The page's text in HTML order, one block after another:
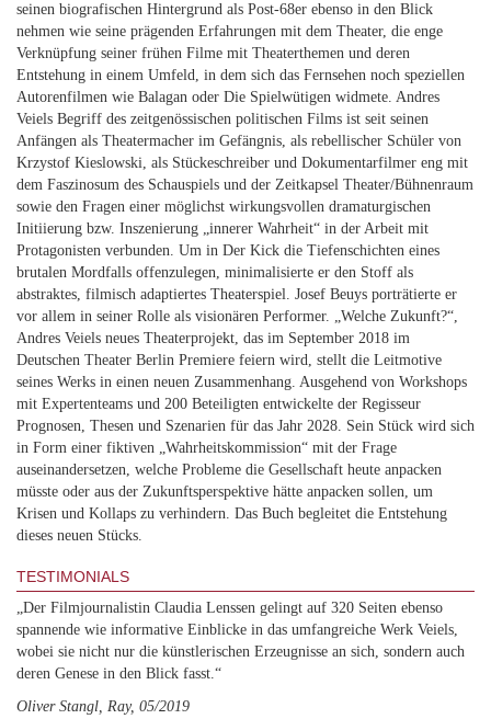
seinen biografischen Hintergrund als Post-68er ebenso in den Blick
nehmen wie seine prägenden Erfahrungen mit dem Theater, die enge
Verknüpfung seiner frühen Filme mit Theaterthemen und deren
Entstehung in einem Umfeld, in dem sich das Fernsehen noch speziellen
Autorenfilmen wie Balagan oder Die Spielwütigen widmete. Andres
Veiels Begriff des zeitgenössischen politischen Films ist seit seinen
Anfängen als Theatermacher im Gefängnis, als rebellischer Schüler von
Krzystof Kieslowski, als Stückeschreiber und Dokumentarfilmer eng mit
dem Faszinosum des Schauspiels und der Zeitkapsel Theater/Bühnenraum
sowie den Fragen einer möglichst wirkungsvollen dramaturgischen
Initiierung bzw. Inszenierung „innerer Wahrheit“ in der Arbeit mit
Protagonisten verbunden. Um in Der Kick die Tiefenschichten eines
brutalen Mordfalls offenzulegen, minimalisierte er den Stoff als
abstraktes, filmisch adaptiertes Theaterspiel. Josef Beuys porträtierte er
vor allem in seiner Rolle als visionären Performer. „Welche Zukunft?“,
Andres Veiels neues Theaterprojekt, das im September 2018 im
Deutschen Theater Berlin Premiere feiern wird, stellt die Leitmotive
seines Werks in einen neuen Zusammenhang. Ausgehend von Workshops
mit Expertenteams und 200 Beteiligten entwickelte der Regisseur
Prognosen, Thesen und Szenarien für das Jahr 2028. Sein Stück wird sich
in Form einer fiktiven „Wahrheitskommission“ mit der Frage
auseinandersetzen, welche Probleme die Gesellschaft heute anpacken
müsste oder aus der Zukunftsperspektive hätte anpacken sollen, um
Krisen und Kollaps zu verhindern. Das Buch begleitet die Entstehung
dieses neuen Stücks.
TESTIMONIALS
„Der Filmjournalistin Claudia Lenssen gelingt auf 320 Seiten ebenso
spannende wie informative Einblicke in das umfangreiche Werk Veiels,
wobei sie nicht nur die künstlerischen Erzeugnisse an sich, sondern auch
deren Genese in den Blick fasst.“
Oliver Stangl, Ray, 05/2019